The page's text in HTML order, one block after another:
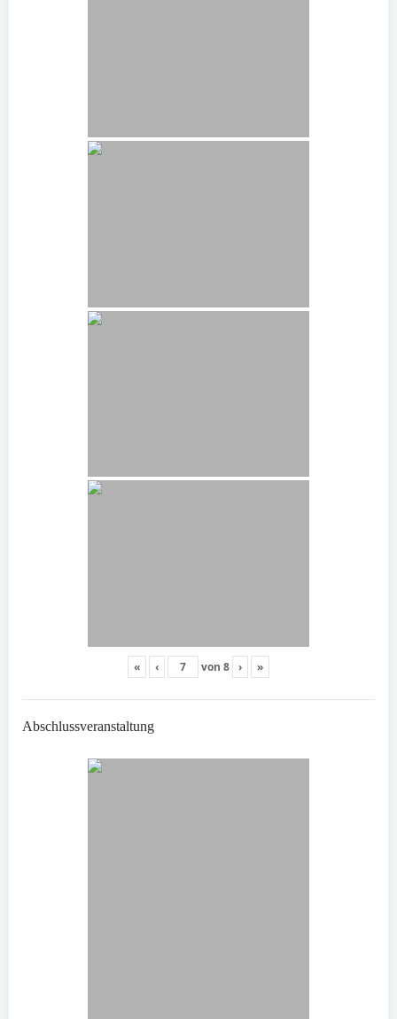
« ‹ von 8 › »
Abschlussveranstaltung